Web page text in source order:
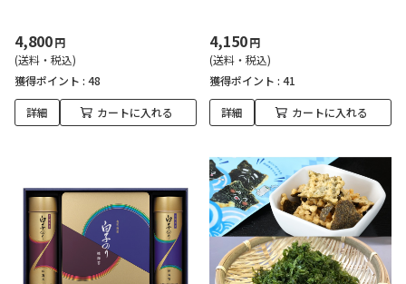
4,800円
(送料・税込)
獲得ポイント : 48
詳細 カートに入れる
4,150円
(送料・税込)
獲得ポイント : 41
詳細 カートに入れる